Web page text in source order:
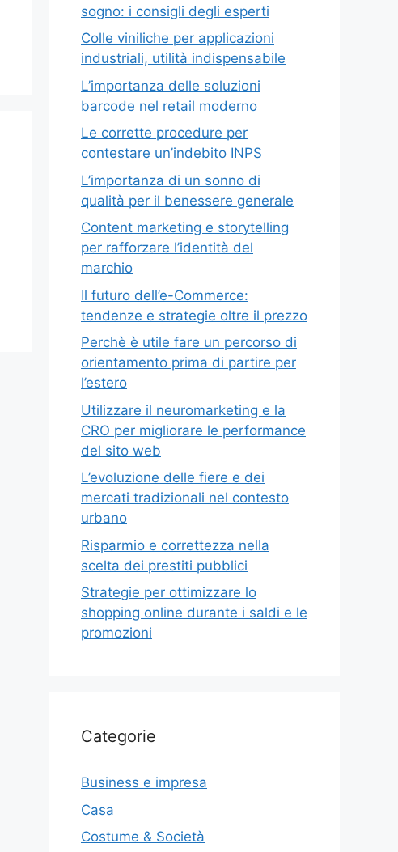
sogno: i consigli degli esperti
Colle viniliche per applicazioni
industriali, utilità indispensabile
L’importanza delle soluzioni
barcode nel retail moderno
Le corrette procedure per
contestare un’indebito INPS
L’importanza di un sonno di
qualità per il benessere generale
Content marketing e storytelling
per rafforzare l’identità del
marchio
Il futuro dell’e-Commerce:
tendenze e strategie oltre il prezzo
Perchè è utile fare un percorso di
orientamento prima di partire per
l’estero
Utilizzare il neuromarketing e la
CRO per migliorare le performance
del sito web
L’evoluzione delle fiere e dei
mercati tradizionali nel contesto
urbano
Risparmio e correttezza nella
scelta dei prestiti pubblici
Strategie per ottimizzare lo
shopping online durante i saldi e le
promozioni
Categorie
Business e impresa
Casa
Costume & Società